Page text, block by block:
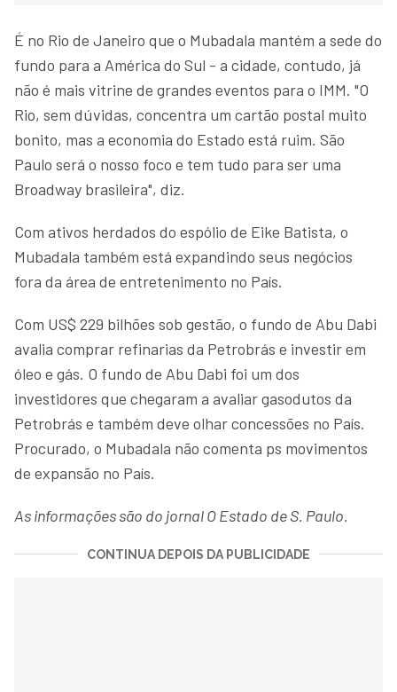
É no Rio de Janeiro que o Mubadala mantém a sede do
fundo para a América do Sul - a cidade, contudo, já
não é mais vitrine de grandes eventos para o IMM. "O
Rio, sem dúvidas, concentra um cartão postal muito
bonito, mas a economia do Estado está ruim. São
Paulo será o nosso foco e tem tudo para ser uma
Broadway brasileira", diz.
Com ativos herdados do espólio de Eike Batista, o
Mubadala também está expandindo seus negócios
fora da área de entretenimento no País.
Com US$ 229 bilhões sob gestão, o fundo de Abu Dabi
avalia comprar refinarias da Petrobrás e investir em
óleo e gás. O fundo de Abu Dabi foi um dos
investidores que chegaram a avaliar gasodutos da
Petrobrás e também deve olhar concessões no País.
Procurado, o Mubadala não comenta ps movimentos
de expansão no País.
As informações são do jornal O Estado de S. Paulo.
CONTINUA DEPOIS DA PUBLICIDADE